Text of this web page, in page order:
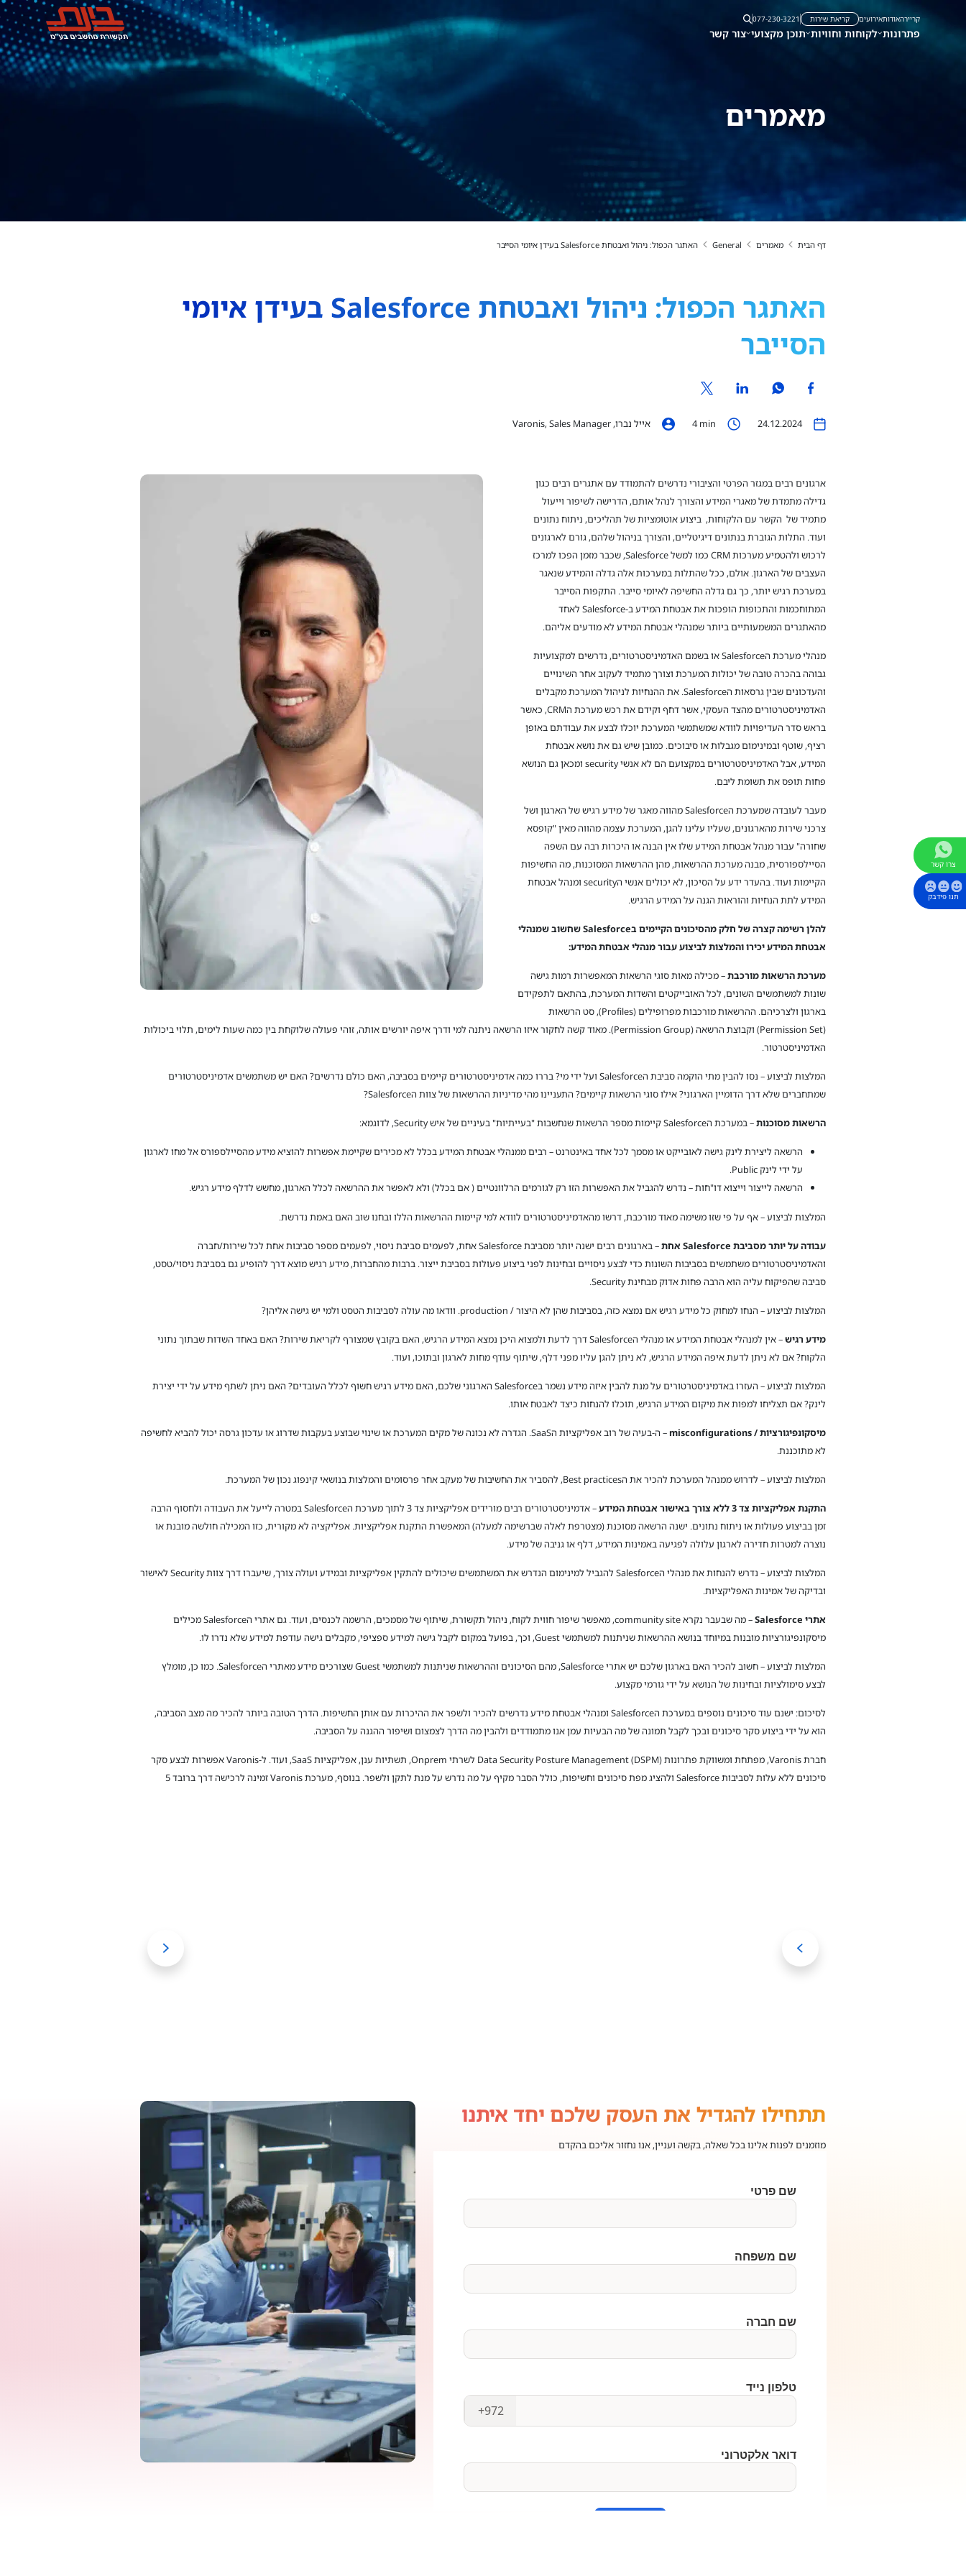
קריירהאודותאירועים קריאת שירות 077-230-3221
פתרונות לקוחות וחוויות תוכן מקצועי צור קשר
צרו קשר
תנו פידבק
מאמרים
דף הבית מאמרים General האתגר הכפול: ניהול ואבטחת Salesforce בעידן איומי הסייבר
האתגר הכפול: ניהול ואבטחת Salesforce בעידן איומי
הסייבר
24.12.2024
4 min אייל נברו, Varonis, Sales Manager
ארגונים רבים במגזר הפרטי והציבורי נדרשים להתמודד עם אתגרים רבים כגון
גדילה מתמדת של מאגרי המידע והצורך לנהל אותם, הדרישה לשיפור וייעול
מתמיד של הקשר עם הלקוחות, ביצוע אוטומציות של תהליכים, ניתוח נתונים
ועוד. התלות הגוברת בנתונים דיגיטליים, והצורך בניהול שלהם, גורם לארגונים
לרכוש ולהטמיע מערכות CRM כמו למשל Salesforce, שכבר מזמן הפכו למרכז
העצבים של הארגון. אולם, ככל שהתלות במערכות אלה גדלה והמידע שנאגר
במערכת רגיש יותר, כך גם גדלה החשיפה לאיומי סייבר. התקפות הסייבר
המתוחכמות והתכופות הופכות את אבטחת המידע ב-Salesforce לאחד
מהאתגרים המשמעותיים ביותר שמנהלי אבטחת המידע לא מודעים אליהם.
מנהלי מערכת הSalesforce או בשמם האדמיניסטרטורים, נדרשים למקצועיות
גבוהה בהכרה טובה של יכולות המערכת וצורך מתמיד לעקוב אחר השינויים
והעדכונים שבין גרסאות הSalesforce. את ההנחיות לניהול המערכת מקבלים
האדמיניסטרטורים מהצד העסקי, אשר דחף וקידם את רכש מערכת הCRM, כאשר
בראש סדר העדיפויות לוודא שמשתמשי המערכת יוכלו לבצע את עבודתם באופן
רציף, שוטף ובמינימום מגבלות או סיבוכים. כמובן שיש גם את נושא אבטחת
המידע, אבל האדמיניסטרטורים במקצועם הם לא אנשי security ומכאן גם הנושא
פחות תופס את תשומת ליבם.
מעבר לעובדה שמערכת הSalesforce מהווה מאגר של מידע רגיש של הארגון ושל
צרכני שירות מהארגונים, שעליו עלינו להגן, המערכת עצמה מהווה מאין "קופסא
שחורה" עבור מנהל אבטחת המידע שלו אין הבנה או היכרות רבה עם השפה
הסיילספורסית, מבנה מערכת ההרשאות, מהן ההרשאות המסוכנות, מה החשיפות
הקיימות ועוד. בהעדר ידע על הסיכון, לא יכולים אנשי הsecurity ומנהל אבטחת
המידע לתת הנחיות והוראות הגנה על המידע הרגיש.
להלן רשימה קצרה של חלק מהסיכונים הקיימים בSalesforceשחשוב שמנהלי
אבטחת המידע יכירו והמלצות לביצוע עבור מנהלי אבטחת המידע:
מערכת הרשאות מורכבת– מכילה מאות סוגי הרשאות המאפשרות רמות גישה
שונות למשתמשים השונים, לכל האובייקטים והשדות המערכת, בהתאם לתפקידם
בארגון ולצרכיהם. ההרשאות מורכבות מפרופילים (Profiles), סט הרשאות
(Permission Set) וקבוצת הרשאה (Permission Group). מאוד קשה לחקור איזו הרשאה ניתנה למי ודרך איפה יורשים אותה, זוהי פעולה שלוקחת בין כמה שעות לימים, תלוי ביכולות
האדמיניסטרטור.
המלצות לביצוע – נסו להבין מתי הוקמה סביבת הSalesforce ועל ידי מי? בררו כמה אדמיניסטרטורים קיימים בסביבה, האם כולם נדרשים? האם יש משתמשים אדמיניסטרטורים
שמתחברים שלא דרך הדומיין הארגוני? אילו סוגי הרשאות קיימים? התעניינו מהי מדיניות ההרשאות של צוות הSalesforce?
הרשאות מסוכנות– במערכת הSalesforce קיימות מספר הרשאות שנחשבות "בעייתיות" בעיניים של איש Security, לדוגמא:
הרשאה ליצירת לינק גישה לאובייקט או מסמך לכל אחד באינטרנט – רבים ממנהלי אבטחת המידע בכלל לא מכירים שקיימת אפשרות להוציא מידע מהסיילספורס אל מחו לארגון
על ידי לינק Public.
הרשאה לייצור וייצוא דו"חות – נדרש להגביל את האפשרות הזו רק לגורמים הרלוונטיים ( אם בכלל) ולא לאפשר את ההרשאה לכלל הארגון, מחשש לדלף מידע רגיש.
המלצות לביצוע – אף על פי שזו משימה מאוד מורכבת, דרשו מהאדמיניסטרטורים לוודא למי קיימות ההרשאות הללו ובחנו שוב האם באמת נדרשת.
עבודה על יותר מסביבת Salesforceאחת
– בארגונים רבים ישנה יותר מסביבת Salesforce אחת, לפעמים סביבת ניסוי, לפעמים מספר סביבות אחת לכל שירות/חברה
והאדמיניסטרטורים משתמשים בסביבות השונות כדי לבצע ניסויים ובחינות לפני ביצוע פעולות בסביבת ייצור. ברבות מהחברות, מידע רגיש מוצא דרך להופיע גם בסביבת ניסוי/טסט,
סביבה שהפיקוח עליה הוא הרבה פחות אדוק מבחינת Security.
המלצות לביצוע – הנחו למחוק כל מידע רגיש אם נמצא כזה, בסביבות שהן לא היצור / production. וודאו מה עולה לסביבות הטסט ולמי יש גישה אליהן?
מידע רגיש
– אין למנהלי אבטחת המידע או מנהלי הSalesforce דרך לדעת ולמצוא היכן נמצא המידע הרגיש, האם בקובץ שמצורף לקריאת שירות? האם באחד השדות שבתוך נתוני
הלקוח? אם לא ניתן לדעת איפה המידע הרגיש, לא ניתן להגן עליו מפני דלף, שיתוף עודף מחות לארגון ובתוכו, ועוד.
המלצות לביצוע – העזרו באדמיניסטרטורים על מנת להבין איזה מידע נשמר בSalesforce הארגוני שלכם, האם מידע רגיש חשוף לכלל העובדים? האם ניתן לשתף מידע על ידי יצירת
לינק? אם תצליחו למפות את מיקום המידע הרגיש, תוכלו להנחות כיצד לאבטח אותו.
מיסקונפיגורציות /misconfigurations
– ה-בעיה של רוב אפליקציות הSaaS. הגדרה לא נכונה של מקים המערכת או שינוי שבוצע בעקבות שדרוג או עדכון גרסה יכול להביא לחשיפה
לא מתוכננת.
המלצות לביצוע – לדרוש ממנהל המערכת להכיר את הBest practices, להסביר את החשיבות של מעקב אחר פרסומים והמלצות בנושאי קינפוג נכון של המערכת.
התקנת אפליקציות צד 3 ללא צורך באישור אבטחת המידע
– אדמיניסטרטורים רבים מורידים אפליקציות צד 3 לתוך מערכת הSalesforce במטרה לייעל את העבודה ולחסוף הרבה
זמן בביצוע פעולות או ניתוח נתונים. ישנה הרשאה מסוכנת (מצטרפת לאלה שברשימה למעלה) המאפשרת התקנת אפליקציות. אפליקציה לא מקורית, כזו המכילה חולשה מובנת או
נוצרה למטרות חדירה לארגון עלולה לפגיעה באמינות המידע, דלף או גניבה של מידע.
המלצות לביצוע – נדרש להנחות את מנהלי הSalesforce להגביל למינימום הנדרש את המשתמשים שיכולים להתקין אפליקציות ובמידע ועולה צורך, שיעברו דרך צוות Security לאישור
ובדיקה של אמינות האפליקציות.
אתרי Salesforce
– מה שבעבר נקרא community site, מאפשר שיפור חווית לקוח, ניהול תקשורת, שיתוף של מסמכים, הרשמה לכנסים, ועוד. גם אתרי הSalesforce מכילים
מיסקונפיגורציות מובנות במיוחד בנושא ההרשאות שניתנות למשתמשי Guest, וכך, בפועל במקום לקבל גישה למידע ספציפי, מקבלים גישה עודפת למידע שלא נדרו לו.
המלצות לביצוע – חשוב להכיר האם בארגון שלכם יש אתרי Salesforce, מהם הסיכונים וההרשאות שניתנות למשתמשי Guest שצורכים מידע מאתרי הSalesforce. כמו כן, מומלץ
לבצע סימולציות ובחינות של הנושא על ידי גורמי מקצוע.
לסיכום: ישנם עוד סיכונים נוספים במערכת הSalesforce ומנהלי אבטחת מידע נדרשים להכיר ולשפר את ההיכרות עם אותן החשיפות. הדרך הטובה ביותר להכיר מה מצב הסביבה,
הוא על ידי ביצוע סקר סיכונים ובכך לקבל תמונה של מה הבעיות עמן אנו מתמודדים ולהבין מה הדרך לצמצום ושיפור ההגנה על הסביבה.
חברת Varonis, מפתחת ומשווקת פתרונות Data Security Posture Management (DSPM) לשרתי Onprem, תשתיות ענן, אפליקציות SaaS, ועוד. ל-Varonis אפשרות לבצע סקר
סיכונים ללא עלות לסביבות Salesforce ולהציג מפת סיכונים וחשיפות, כולל הסבר מקיף על מה נדרש על מנת לתקן ולשפר. בנוסף, מערכת Varonis זמינה לרכישה דרך ברובד 5
תתחילו להגדיל את העסק שלכם יחד איתנו
מוזמנים לפנות אלינו בכל שאלה, בקשה ועניין, אנו נחזור אליכם בהקדם